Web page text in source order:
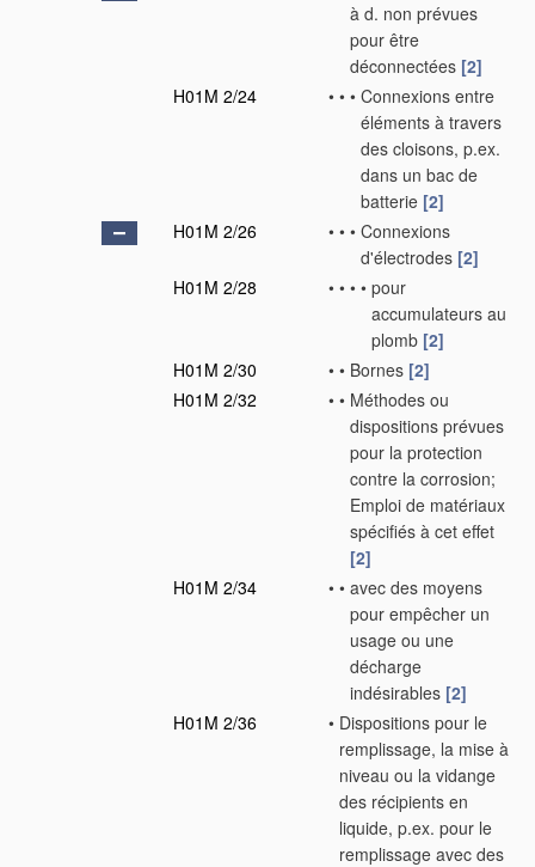
à d. non prévues
pour être
déconnectées [2]
H01M 2/24
• • • Connexions entre
éléments à travers
des cloisons, p.ex.
dans un bac de
batterie [2]
H01M 2/26
• • • Connexions
d'électrodes [2]
H01M 2/28
• • • • pour
accumulateurs au
plomb [2]
H01M 2/30
• • Bornes [2]
H01M 2/32
• • Méthodes ou
dispositions prévues
pour la protection
contre la corrosion;
Emploi de matériaux
spécifiés à cet effet
[2]
H01M 2/34
• • avec des moyens
pour empêcher un
usage ou une
décharge
indésirables [2]
H01M 2/36
• Dispositions pour le
remplissage, la mise à
niveau ou la vidange
des récipients en
liquide, p.ex. pour le
remplissage avec des